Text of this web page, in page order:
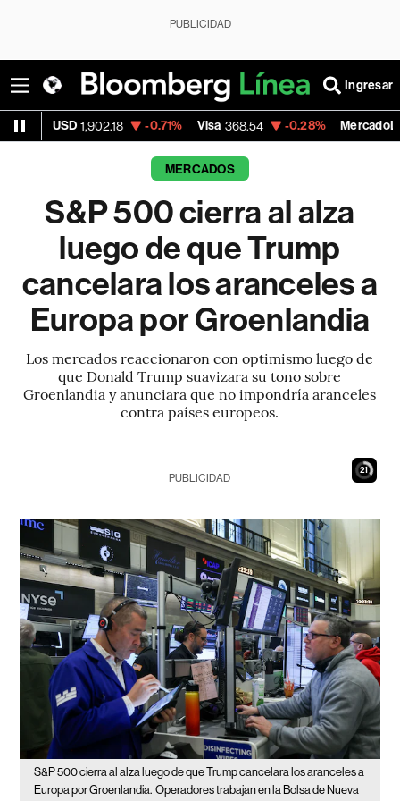
PUBLICIDAD
Ingresar
-0.71% Visa 368.54 -0.28% MercadoLibre 1,924.95
MERCADOS
S&P 500 cierra al alza
luego de que Trump
cancelara los aranceles a
Europa por Groenlandia
Los mercados reaccionaron con optimismo luego de
que Donald Trump suavizara su tono sobre
Groenlandia y anunciara que no impondría aranceles
contra países europeos.
19
PUBLICIDAD
S&P 500 cierra al alza luego de que Trump cancelara los aranceles a
Europa por Groenlandia. Operadores trabajan en la Bolsa de Nueva